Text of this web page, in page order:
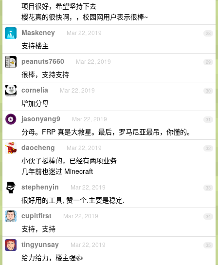
项目很好，希望坚持下去
樱花真的很快啊，，校园网用户表示很棒~
28
Maskeney Mar 22, 2019
支持楼主
29
peanuts7660 Mar 22, 2019
很棒，支持支持
30
cornelia Mar 22, 2019
增加分母
31
jasonyang9 Mar 22, 2019
分母。FRP 真是大救星。最后，罗马尼亚最吊，你懂的。
32
daocheng Mar 22, 2019
小伙子挺棒的，已经有两项业务
几年前也迷过 Minecraft
33
stephenyin Mar 22, 2019
很好用的工具, 赞一个.主要是稳定.
34
cupitfirst Mar 22, 2019
支持，支持
35
tingyunsay Mar 22, 2019
给力给力，楼主强👍